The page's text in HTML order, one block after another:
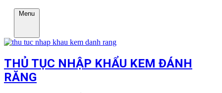
Menu
THỦ TỤC NHẬP KHẨU KEM ĐÁNH
RĂNG